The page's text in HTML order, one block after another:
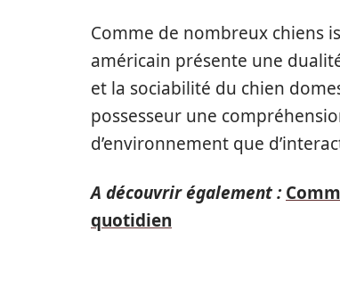
Comme de nombreux chiens
américain présente une
et la sociabilité du chien
possesseur une
d’environnement que
A découvrir également :
quotidien